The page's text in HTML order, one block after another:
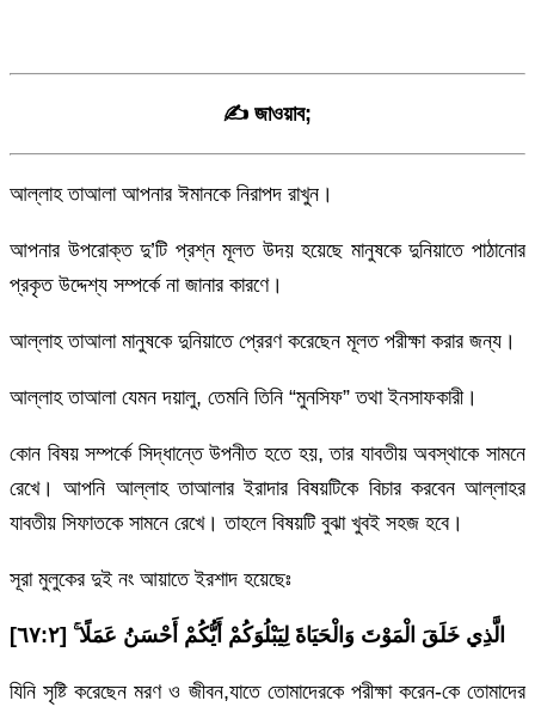
✍ জাওয়াব;
আল্লাহ তাআলা আপনার ঈমানকে নিরাপদ রাখুন।
আপনার উপরোক্ত দু’টি প্রশ্ন মূলত উদয় হয়েছে মানুষকে দুনিয়াতে পাঠানোর
প্রকৃত উদ্দেশ্য সম্পর্কে না জানার কারণে।
আল্লাহ তাআলা মানুষকে দুনিয়াতে প্রেরণ করেছেন মূলত পরীক্ষা করার জন্য।
আল্লাহ তাআলা যেমন দয়ালু, তেমনি তিনি “মুনসিফ” তথা ইনসাফকারী।
কোন বিষয় সম্পর্কে সিদ্ধান্তে উপনীত হতে হয়, তার যাবতীয় অবস্থাকে সামনে
রেখে। আপনি আল্লাহ তাআলার ইরাদার বিষয়টিকে বিচার করবেন আল্লাহর
যাবতীয় সিফাতকে সামনে রেখে। তাহলে বিষয়টি বুঝা খুবই সহজ হবে।
সূরা মুলুকের দুই নং আয়াতে ইরশাদ হয়েছেঃ
الَّذِي خَلَقَ الْمَوْتَ وَالْحَيَاةَ لِيَبْلُوَكُمْ أَيُّكُمْ أَحْسَنُ عَمَلًاۚ [٦٧:٢]
যিনি সৃষ্টি করেছেন মরণ ও জীবন,যাতে তোমাদেরকে পরীক্ষা করেন-কে তোমাদের